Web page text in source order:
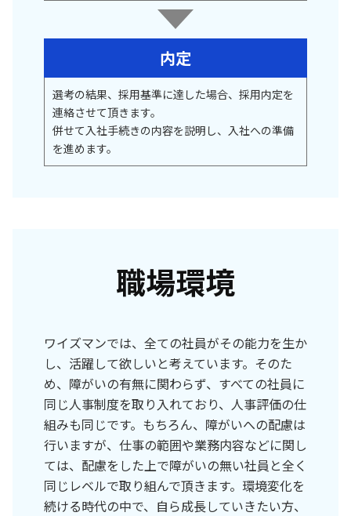
内定
選考の結果、採用基準に達した場合、採用内定を
連絡させて頂きます。
併せて入社手続きの内容を説明し、入社への準備
を進めます。
職場環境
ワイズマンでは、全ての社員がその能力を生か
し、活躍して欲しいと考えています。そのた
め、障がいの有無に関わらず、すべての社員に
同じ人事制度を取り入れており、人事評価の仕
組みも同じです。もちろん、障がいへの配慮は
行いますが、仕事の範囲や業務内容などに関し
ては、配慮をした上で障がいの無い社員と全く
同じレベルで取り組んで頂きます。環境変化を
続ける時代の中で、自ら成長していきたい方、